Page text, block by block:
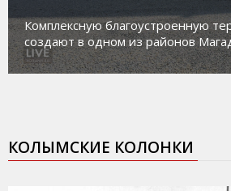
Магадан присоединился к
работе с несовершеннолетними
социального риска «Переправа»
КОЛЫМСКИЕ КОЛОНКИ